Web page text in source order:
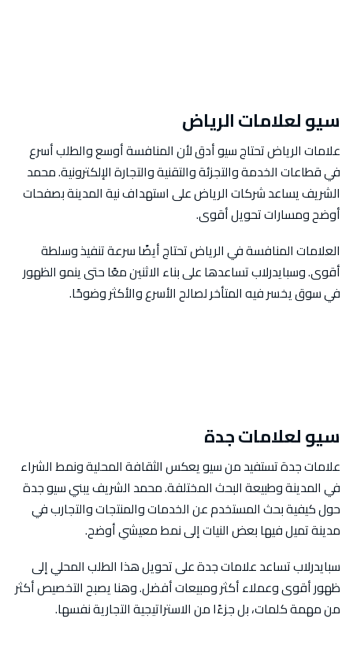
سيو لعلامات الرياض
علامات الرياض تحتاج سيو أدق لأن المنافسة أوسع والطلب أسرع
في قطاعات الخدمة والتجزئة والتقنية والتجارة الإلكترونية. محمد
الشريف يساعد شركات الرياض على استهداف نية المدينة بصفحات
أوضح ومسارات تحويل أقوى.
العلامات المنافسة في الرياض تحتاج أيضًا سرعة تنفيذ وسلطة
أقوى. وسبايدرلاب تساعدها على بناء الاثنين معًا حتى ينمو الظهور
في سوق يخسر فيه المتأخر لصالح الأسرع والأكثر وضوحًا.
سيو لعلامات جدة
علامات جدة تستفيد من سيو يعكس الثقافة المحلية ونمط الشراء
في المدينة وطبيعة البحث المختلفة. محمد الشريف يبني سيو جدة
حول كيفية بحث المستخدم عن الخدمات والمنتجات والتجارب في
مدينة تميل فيها بعض النيات إلى نمط معيشي أوضح.
سبايدرلاب تساعد علامات جدة على تحويل هذا الطلب المحلي إلى
ظهور أقوى وعملاء أكثر ومبيعات أفضل. وهنا يصبح التخصيص أكثر
من مهمة كلمات، بل جزءًا من الاستراتيجية التجارية نفسها.